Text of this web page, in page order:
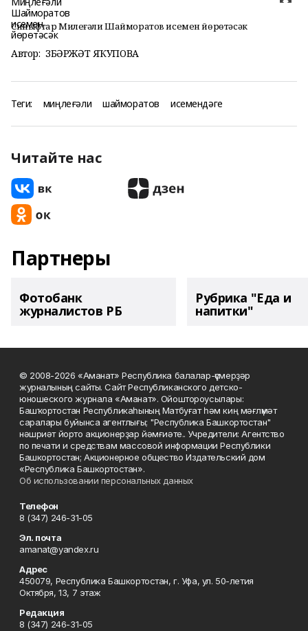
Синыфтар Миңлеғәли Шайморатов исемен йөрөтәсәк
Автор: ЗӨБӘРЖӘТ ЯҠУПОВА
Теги: миңлеғәли шайморатов исемендәге
Читайте нас
Партнеры
Фотобанк
журналистов РБ
Рубрика "Еда и
напитки"
© 2008-2026 «Аманат» Республика балалар-үҫмерҙәр
журналының сайты. Сайт Республиканского детско-
юношеского журнала «Аманат». Ойоштороусылары:
Башҡортостан Республикаһының Матбуғат һәм киң мәғлүмәт
саралары буйынса агентлығы; "Республика Башкортостан"
нәшриәт йорто акционерҙар йәмғиәте.. Учредители: Агентство
по печати и средствам массовой информации Республики
Башкортостан; Акционерное общество Издательский дом
«Республика Башкортостан».
Об использовании персональных данных
Телефон
8 (347) 246-31-05
Эл. почта
amanat@yandex.ru
Адрес
450079, Республика Башкортостан, г. Уфа, ул. 50-летия
Октября, 13, 7 этаж
Редакция
8 (347) 246-31-05